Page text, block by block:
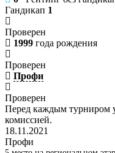
Гандикап 1
Проверен
1999 года рождения
Проверен
Профи
Проверен
Перед каждым турниром
комиссией.
18.11.2021
Профи